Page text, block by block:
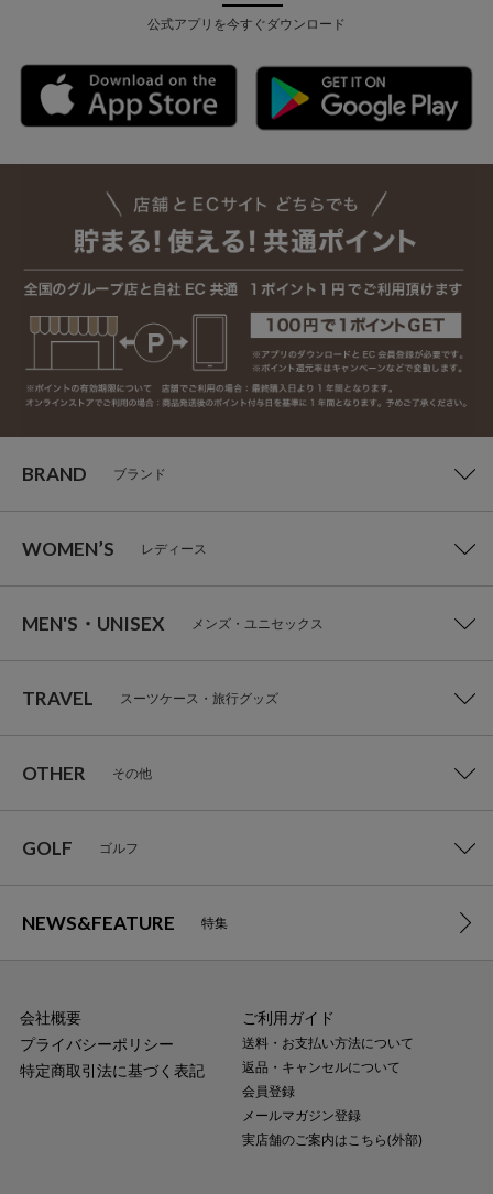
公式アプリを今すぐダウンロード
BRAND ブランド
WOMEN’S レディース
MEN'S・UNISEX メンズ・ユニセックス
TRAVEL スーツケース・旅行グッズ
OTHER その他
GOLF ゴルフ
NEWS&FEATURE 特集
会社概要
プライバシーポリシー
特定商取引法に基づく表記
ご利用ガイド
送料・お支払い方法について
返品・キャンセルについて
会員登録
メールマガジン登録
実店舗のご案内はこちら(外部)